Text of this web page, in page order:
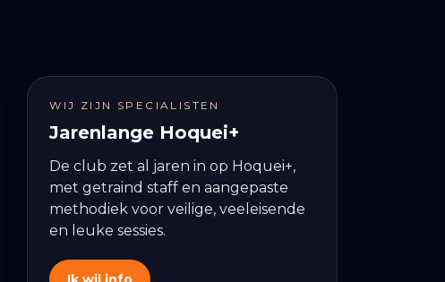
WIJ ZIJN SPECIALISTEN
Jarenlange Hoquei+
De club zet al jaren in op Hoquei+,
met getraind staff en aangepaste
methodiek voor veilige, veeleisende
en leuke sessies.